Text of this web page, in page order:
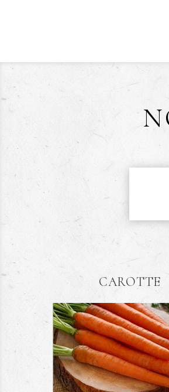
CAROTTE